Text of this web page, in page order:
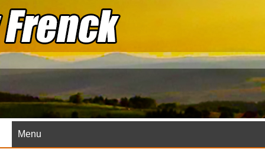
Skip
to
content
Menu